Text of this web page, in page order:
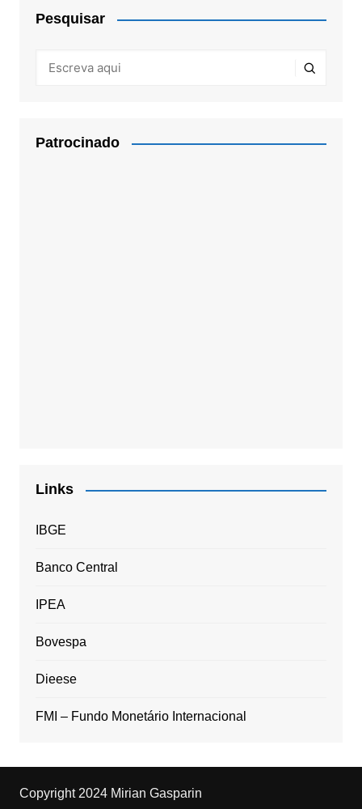
Pesquisar
Patrocinado
Links
IBGE
Banco Central
IPEA
Bovespa
Dieese
FMI – Fundo Monetário Internacional
Copyright 2024 Mirian Gasparin